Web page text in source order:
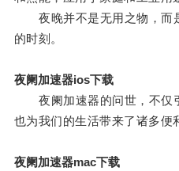
夜晚并不是无用之物，而
的时刻。
夜阑加速器ios下载
夜阑加速器的问世，不仅
也为我们的生活带来了诸多便
夜阑加速器mac下载